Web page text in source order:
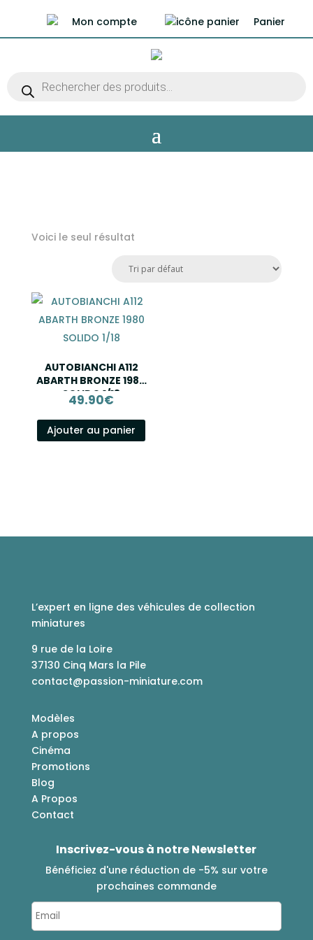
produits
Mon compte Panier
Voici le seul résultat
AUTOBIANCHI A112
ABARTH BRONZE 1980
SOLIDO 1/18
49.90€
Ajouter au panier
L’expert en ligne des véhicules de collection
miniatures
9 rue de la Loire
37130 Cinq Mars la Pile
contact@passion-miniature.com
Modèles
A propos
Cinéma
Promotions
Blog
A Propos
Contact
Inscrivez-vous à notre Newsletter
Bénéficiez d'une réduction de -5% sur votre
prochaines commande